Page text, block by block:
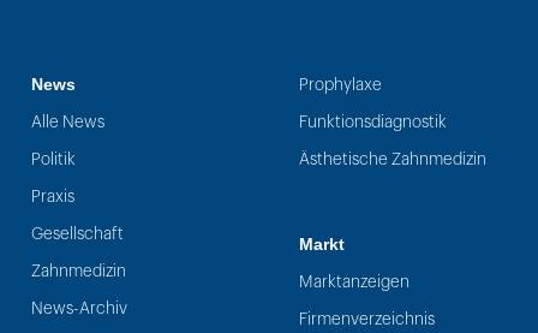
News
Alle News
Politik
Praxis
Gesellschaft
Zahnmedizin
News-Archiv
Prophylaxe
Funktionsdiagnostik
Ästhetische Zahnmedizin
Markt
Marktanzeigen
Firmenverzeichnis